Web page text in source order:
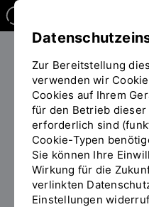
Sie
befinden
sich
auf
der
Seite
"Studiengangübersicht"
Studieren
Zur Bereitstellung
verwenden wir
Cookies auf Ihrem
für den Betrieb
erforderlich sind
Cookie-Typen
Sie können Ihre
Wirkung für die
verlinkten
Einstellungen